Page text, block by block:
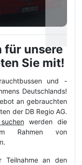
für unsere
Sie mit!
und -
Deutschlands!
an gebrauchten
der DB Regio AG.
werden die
Rahmen von
Teilnahme an den